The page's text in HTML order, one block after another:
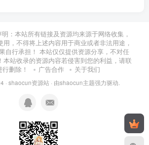
：本站所有链接及资源均来源于网络收集，
，不得将上述内容用于商业或者非法用途，
自行承担！ 本站仅仅提供资源分享，不对任
本站收录的资源内容若侵害到您的利益，请联
删除！
广告合作 关于我们
· shaocun资源站 · 由shaocun主题强力驱动.